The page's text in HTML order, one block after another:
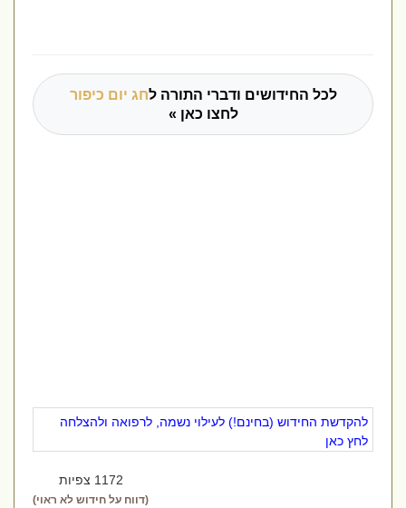
לכל החידושים ודברי התורה לחג יום כיפור
לחצו כאן »
להקדשת החידוש (בחינם!) לעילוי נשמה, לרפואה ולהצלחה
לחץ כאן
1172 צפיות
(דווח על חידוש לא ראוי)